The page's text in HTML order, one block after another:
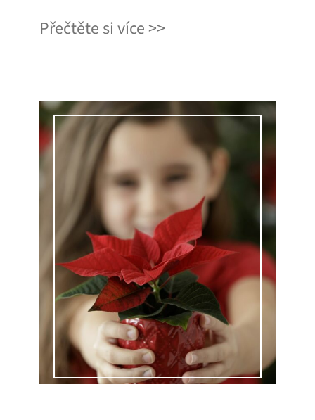
Přečtěte si více